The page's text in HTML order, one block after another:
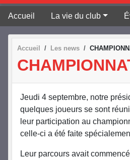
Accueil La vie du club
Accueil Les news
Jeudi 4 septembre, notre
quelques joueurs se sont
leur participation au
celle-ci a été faite
Leur parcours avait